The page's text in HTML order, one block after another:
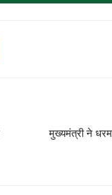
मुख्यमंत्री ने